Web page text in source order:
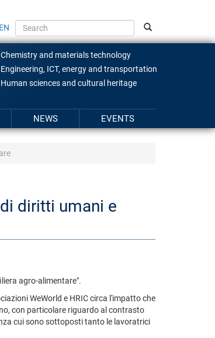
EN
Chemistry and materials technology
Engineering, ICT, energy and transportation
Human sciences and cultural heritage
NEWS EVENTS
diritti umani e
agro-alimentare".
WeWorld e HRIC circa l'impatto che
con particolare riguardo al contrasto
cui sono sottoposti tanto le lavoratrici